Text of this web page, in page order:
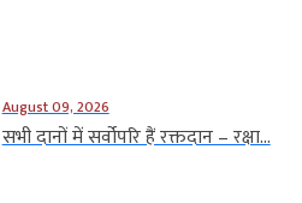
August 09, 2026
सभी दानों में सर्वोपरि हैं रक्तदान – रक्षा...